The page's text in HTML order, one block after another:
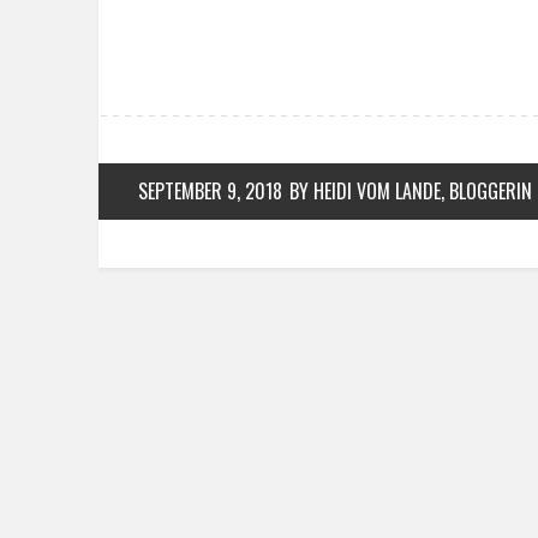
SEPTEMBER 9, 2018 BY HEIDI VOM LANDE, BLOGGERIN